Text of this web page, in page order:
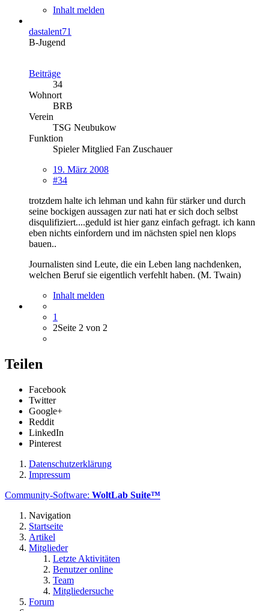
Inhalt melden
dastalent71
B-Jugend
Beiträge
34
Wohnort
BRB
Verein
TSG Neubukow
Funktion
Spieler Mitglied Fan Zuschauer
19. März 2008
#34
trotzdem halte ich lehman und kahn für stärker und durch
seine bockigen aussagen zur nati hat er sich doch selbst
disqulifiziert....geduld ist hier ganz einfach gefragt. ich kann
eben nichts einfordern und im nächsten spiel nen klops
bauen..
Journalisten sind Leute, die ein Leben lang nachdenken,
welchen Beruf sie eigentlich verfehlt haben. (M. Twain)
Inhalt melden
1
2Seite 2 von 2
Teilen
Facebook
Twitter
Google+
Reddit
LinkedIn
Pinterest
Datenschutzerklärung
Impressum
Community-Software: WoltLab Suite™
Navigation
Startseite
Artikel
Mitglieder
Letzte Aktivitäten
Benutzer online
Team
Mitgliedersuche
Forum